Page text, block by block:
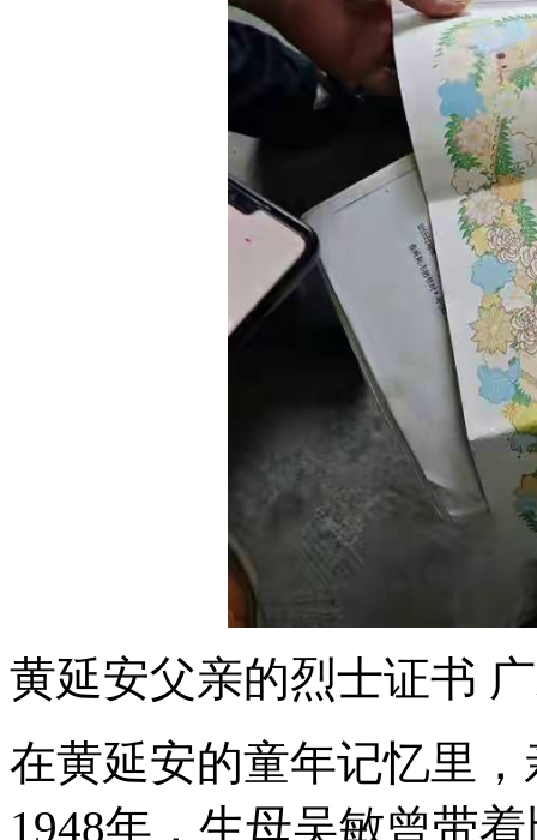
黄延安父亲的烈士证书
在黄延安的童年记忆里
1948年，生母吴敏曾带